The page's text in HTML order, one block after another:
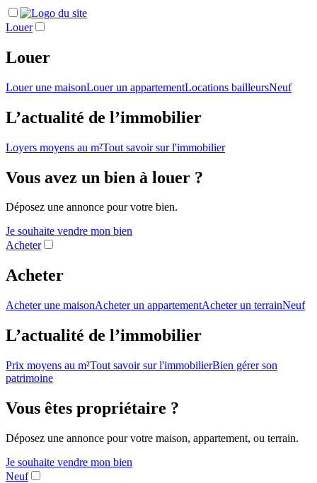
Louer
Louer
Louer une maisonLouer un appartementLocations bailleursNeuf
L’actualité de l’immobilier
Loyers moyens au m²Tout savoir sur l'immobilier
Vous avez un bien à louer ?
Déposez une annonce pour votre bien.
Je souhaite vendre mon bien
Acheter
Acheter
Acheter une maisonAcheter un appartementAcheter un terrainNeuf
L’actualité de l’immobilier
Prix moyens au m²Tout savoir sur l'immobilierBien gérer son
patrimoine
Vous êtes propriétaire ?
Déposez une annonce pour votre maison, appartement, ou terrain.
Je souhaite vendre mon bien
Neuf